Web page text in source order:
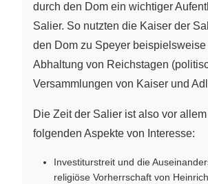
durch den Dom ein wichtiger
Salier. So nutzten die Kaiser der
den Dom zu Speyer beispielsweise
Abhaltung von Reichstagen
Versammlungen von Kaiser und
Die Zeit der Salier ist also vor
folgenden Aspekte von Interesse:
Investiturstreit und die
religiöse Vorherrschaft von